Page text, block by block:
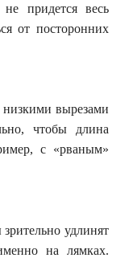
не придется весь
от посторонних
вырезами
чтобы длина
с «рваным»
удлинят
на лямках.